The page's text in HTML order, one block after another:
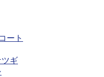
ート
ギ